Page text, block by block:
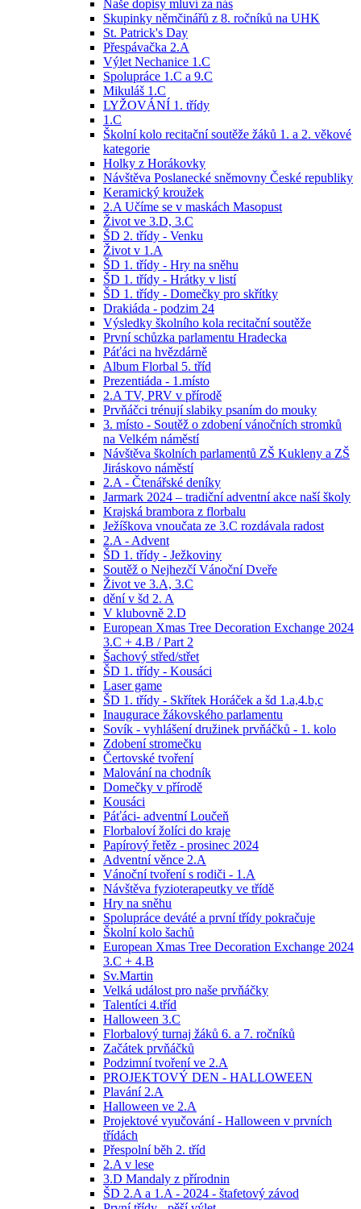
Naše dopisy mluví za nás
Skupinky němčinářů z 8. ročníků na UHK
St. Patrick's Day
Přespávačka 2.A
Výlet Nechanice 1.C
Spolupráce 1.C a 9.C
Mikuláš 1.C
LYŽOVÁNÍ 1. třídy
1.C
Školní kolo recitační soutěže žáků 1. a 2. věkové
kategorie
Holky z Horákovky
Návštěva Poslanecké sněmovny České republiky
Keramický kroužek
2.A Učíme se v maskách Masopust
Život ve 3.D, 3.C
ŠD 2. třídy - Venku
Život v 1.A
ŠD 1. třídy - Hry na sněhu
ŠD 1. třídy - Hrátky v listí
ŠD 1. třídy - Domečky pro skřítky
Drakiáda - podzim 24
Výsledky školního kola recitační soutěže
První schůzka parlamentu Hradecka
Páťáci na hvězdárně
Album Florbal 5. tříd
Prezentiáda - 1.místo
2.A TV, PRV v přírodě
Prvňáčci trénují slabiky psaním do mouky
3. místo - Soutěž o zdobení vánočních stromků
na Velkém náměstí
Návštěva školních parlamentů ZŠ Kukleny a ZŠ
Jiráskovo náměstí
2.A - Čtenářské deníky
Jarmark 2024 – tradiční adventní akce naší školy
Krajská brambora z florbalu
Ježíškova vnoučata ze 3.C rozdávala radost
2.A - Advent
ŠD 1. třídy - Ježkoviny
Soutěž o Nejhezčí Vánoční Dveře
Život ve 3.A, 3.C
dění v šd 2. A
V klubovně 2.D
European Xmas Tree Decoration Exchange 2024
3.C + 4.B / Part 2
Šachový střed/střet
ŠD 1. třídy - Kousáci
Laser game
ŠD 1. třídy - Skřítek Horáček a šd 1.a,4.b,c
Inaugurace žákovského parlamentu
Sovík - vyhlášení družinek prvňáčků - 1. kolo
Zdobení stromečku
Čertovské tvoření
Malování na chodník
Domečky v přírodě
Kousáci
Páťáci- adventní Loučeň
Florbaloví žolíci do kraje
Papírový řetěz - prosinec 2024
Adventní věnce 2.A
Vánoční tvoření s rodiči - 1.A
Návštěva fyzioterapeutky ve třídě
Hry na sněhu
Spolupráce deváté a první třídy pokračuje
Školní kolo šachů
European Xmas Tree Decoration Exchange 2024
3.C + 4.B
Sv.Martin
Velká událost pro naše prvňáčky
Talentíci 4.tříd
Halloween 3.C
Florbalový turnaj žáků 6. a 7. ročníků
Začátek prvňáčků
Podzimní tvoření ve 2.A
PROJEKTOVÝ DEN - HALLOWEEN
Plavání 2.A
Halloween ve 2.A
Projektové vyučování - Halloween v prvních
třídách
Přespolní běh 2. tříd
2.A v lese
3.D Mandaly z přírodnin
ŠD 2.A a 1.A - 2024 - štafetový závod